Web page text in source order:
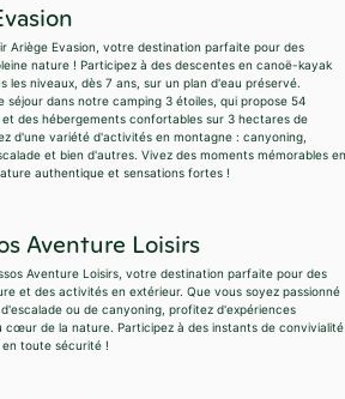
Ariège Evasion, votre destination parfaite pour des
nature ! Participez à des descentes en canoë-kayak
les niveaux, dès 7 ans, sur un plan d'eau préservé.
séjour dans notre camping 3 étoiles, qui propose 54
des hébergements confortables sur 3 hectares de
d'une variété d'activités en montagne : canyoning,
et bien d'autres. Vivez des moments mémorables en
authentique et sensations fortes !
Aventure Loisirs
Aventure Loisirs, votre destination parfaite pour des
et des activités en extérieur. Que vous soyez passionné
ou de canyoning, profitez d'expériences
cœur de la nature. Participez à des instants de convivialité
toute sécurité !